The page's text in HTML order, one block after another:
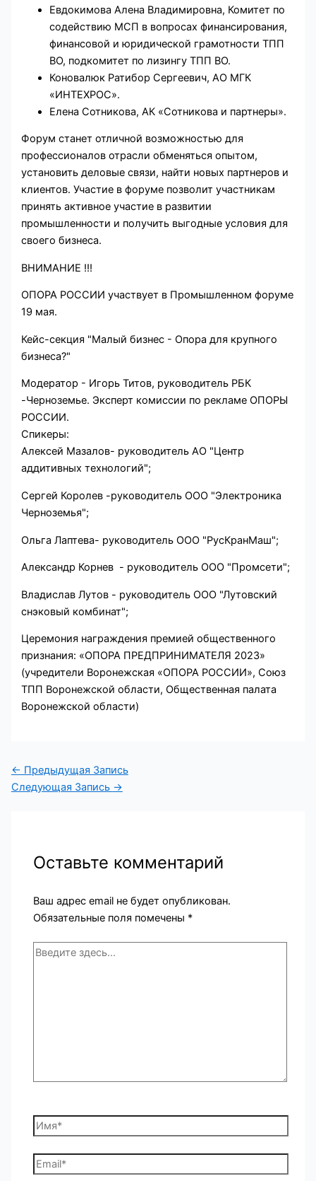
Евдокимова Алена Владимировна, Комитет по
содействию МСП в вопросах финансирования,
финансовой и юридической грамотности ТПП
ВО, подкомитет по лизингу ТПП ВО.
Коновалюк Ратибор Сергеевич, АО МГК
«ИНТЕХРОС».
Елена Сотникова, АК «Сотникова и партнеры».
Форум станет отличной возможностью для
профессионалов отрасли обменяться опытом,
установить деловые связи, найти новых партнеров и
клиентов. Участие в форуме позволит участникам
принять активное участие в развитии
промышленности и получить выгодные условия для
своего бизнеса.
ВНИМАНИЕ !!!
ОПОРА РОССИИ участвует в Промышленном форуме
19 мая.
Кейс-секция "Малый бизнес - Опора для крупного
бизнеса?"
Модератор - Игорь Титов, руководитель РБК
-Черноземье. Эксперт комиссии по рекламе ОПОРЫ
РОССИИ.
Спикеры:
Алексей Мазалов- руководитель АО "Центр
аддитивных технологий";
Сергей Королев -руководитель ООО "Электроника
Черноземья";
Ольга Лаптева- руководитель ООО "РусКранМаш";
Александр Корнев - руководитель ООО "Промсети";
Владислав Лутов - руководитель ООО "Лутовский
снэковый комбинат";
Церемония награждения премией общественного
признания: «ОПОРА ПРЕДПРИНИМАТЕЛЯ 2023»
(учредители Воронежская «ОПОРА РОССИИ», Союз
ТПП Воронежской области, Общественная палата
Воронежской области)
← Предыдущая Запись
Следующая Запись →
Оставьте комментарий
Ваш адрес email не будет опубликован.
Обязательные поля помечены *
Введите
Имя*
Email*